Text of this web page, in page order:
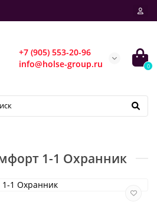
+7 (905) 553-20-96
info@holse-group.ru
0
1-1 Охранник